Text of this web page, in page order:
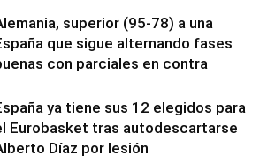
superior (95-78) a una
que sigue alternando fases
con parciales en contra
ya tiene sus 12 elegidos para
Eurobasket tras autodescartarse
Díaz por lesión